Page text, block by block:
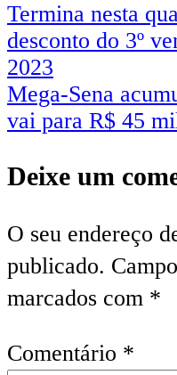
Termina nesta
desconto do 3º
2023
Mega-Sena
vai para R$ 45
Deixe um
O seu endereço
publicado.
marcados com *
Comentário *